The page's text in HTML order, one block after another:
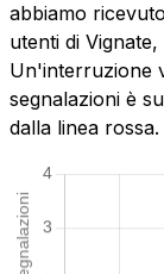
abbiamo
utenti di
Un'interruzione
segnalazioni è
dalla linea rossa.